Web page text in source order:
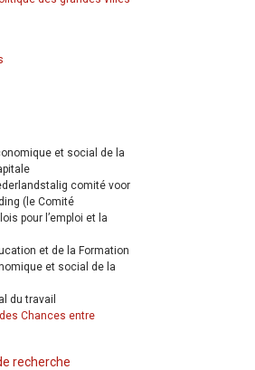
et social de la
comité voor
(le Comité
pour l’emploi et la
et de la Formation
et social de la
du travail
Chances entre
recherche